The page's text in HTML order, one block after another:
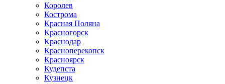
Королев
Кострома
Красная Поляна
Красногорск
Краснодар
Красноперекопск
Красноярск
Кудепста
Кузнецк